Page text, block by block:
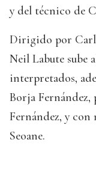
y del técnico de
Dirigido por
Neil Labute sube
interpretados,
Borja
Fernández, y con
Seoane.